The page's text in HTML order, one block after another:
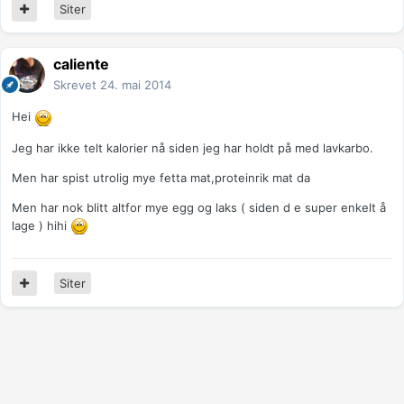
Siter
caliente
Skrevet 24. mai 2014
Hei
Jeg har ikke telt kalorier nå siden jeg har holdt på med lavkarbo.
Men har spist utrolig mye fetta mat,proteinrik mat da
Men har nok blitt altfor mye egg og laks ( siden d e super enkelt å
lage ) hihi
Siter